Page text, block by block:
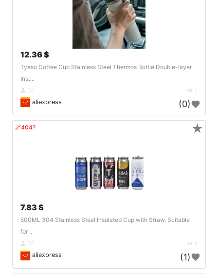
12.36 $
Tyeso Coffee Cup Stainless Steel Thermos Bottle Double-layer
Insu..
DE 2
aliexpress (0)
🔗404?
7.83 $
500ML 304 Stainless Steel Insulated Cup with Straw, Suitable
for ..
DE 4
aliexpress (1)
★